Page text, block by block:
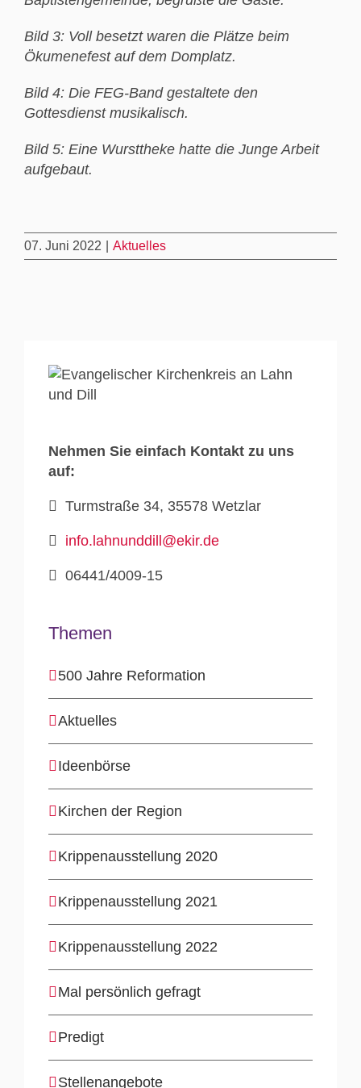
Bild 3: Voll besetzt waren die Plätze beim
Ökumenefest auf dem Domplatz.
Bild 4: Die FEG-Band gestaltete den
Gottesdienst musikalisch.
Bild 5: Eine Wursttheke hatte die Junge Arbeit
aufgebaut.
07. Juni 2022 Aktuelles
Nehmen Sie einfach Kontakt zu uns
auf:
Turmstraße 34, 35578 Wetzlar
info.lahnunddill@ekir.de
06441/4009-15
Themen
500 Jahre Reformation
Aktuelles
Ideenbörse
Kirchen der Region
Krippenausstellung 2020
Krippenausstellung 2021
Krippenausstellung 2022
Mal persönlich gefragt
Predigt
Stellenangebote